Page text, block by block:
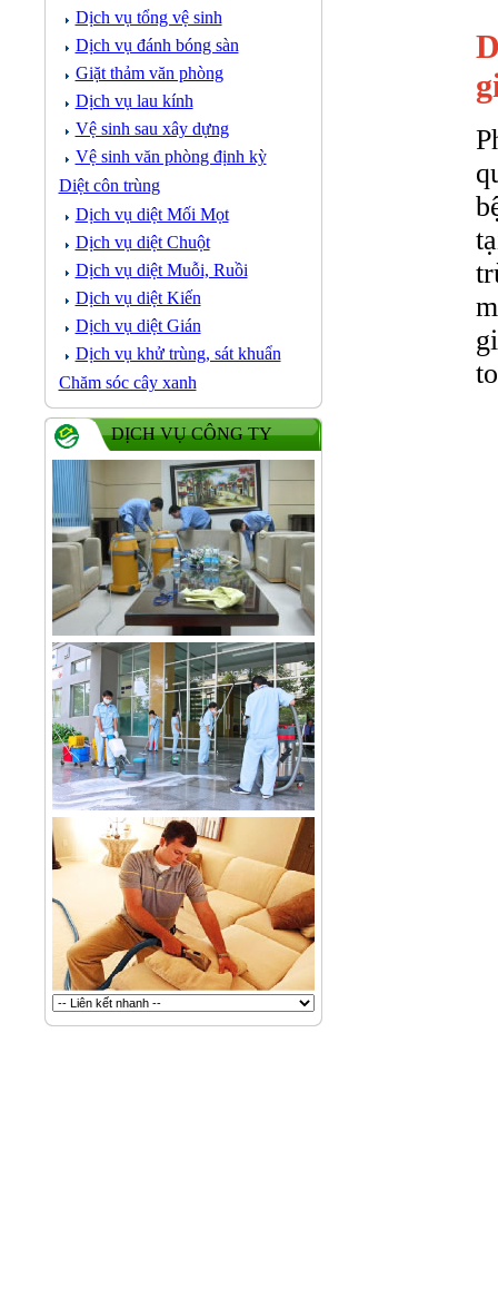
Dịch vụ tổng vệ sinh
Dịch vụ đánh bóng sàn
Giặt thảm văn phòng
Dịch vụ lau kính
Vệ sinh sau xây dựng
Vệ sinh văn phòng định kỳ
Diệt côn trùng
Dịch vụ diệt Mối Mọt
Dịch vụ diệt Chuột
Dịch vụ diệt Muỗi, Ruồi
Dịch vụ diệt Kiến
Dịch vụ diệt Gián
Dịch vụ khử trùng, sát khuẩn
Chăm sóc cây xanh
DỊCH VỤ CÔNG TY